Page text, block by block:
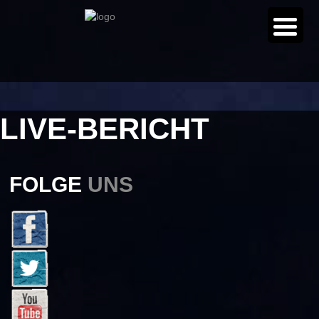
LIVE-BERICHT
FOLGE UNS